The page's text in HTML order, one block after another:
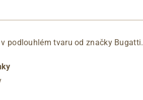
podlouhlém tvaru od značky Bugatti.